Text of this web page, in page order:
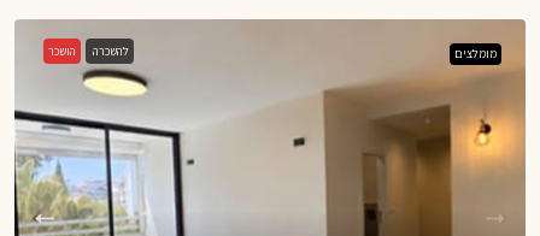
מומלצים להשכרה הושכר